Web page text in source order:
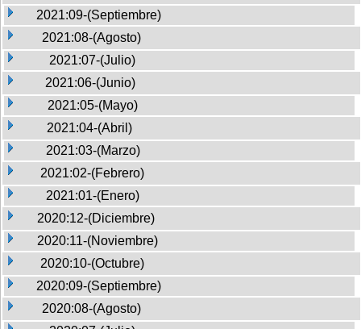
2021:09-(Septiembre)
2021:08-(Agosto)
2021:07-(Julio)
2021:06-(Junio)
2021:05-(Mayo)
2021:04-(Abril)
2021:03-(Marzo)
2021:02-(Febrero)
2021:01-(Enero)
2020:12-(Diciembre)
2020:11-(Noviembre)
2020:10-(Octubre)
2020:09-(Septiembre)
2020:08-(Agosto)